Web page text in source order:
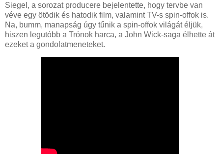
Siegel, a sorozat producere bejelentette, hogy tervbe van
véve egy ötödik és hatodik film, valamint TV-s spin-offok is.
Na, bumm, manapság úgy tűnik a spin-offok világát éljük,
hiszen legutóbb a Trónok harca, a John Wick-saga élhette át
ezeket a gondolatmeneteket.